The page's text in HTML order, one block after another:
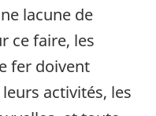
lacune de
ce faire, les
fer doivent
activités, les